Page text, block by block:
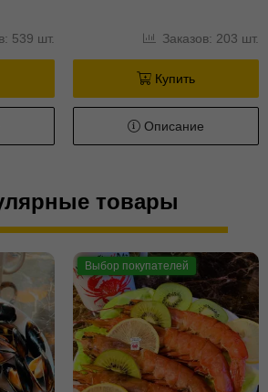
539 шт. Заказов: 203 шт.
Купить
Описание
товары
Выбор покупателей